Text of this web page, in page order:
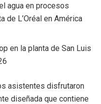
agua en procesos
de L’Oréal en América
en la planta de San Luis
asistentes disfrutaron
diseñada que contiene